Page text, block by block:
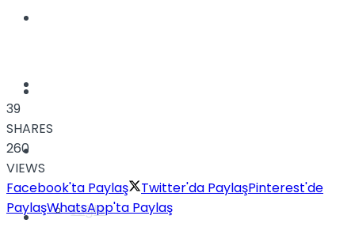
Sağlık
Müzik
39
SHARES
260
VIEWS
Facebook'ta Paylaş
Twitter'da PaylaşPinterest'de
PaylaşWhatsApp'ta Paylaş